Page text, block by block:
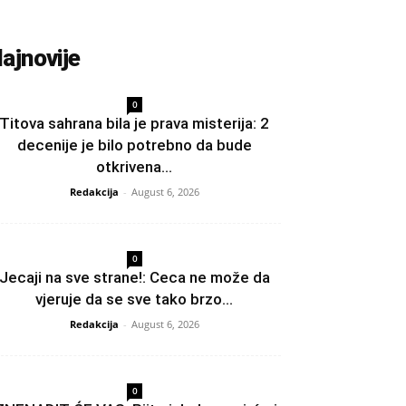
0
Titova sahrana bila je prava misterija: 2
decenije je bilo potrebno da bude
otkrivena...
Redakcija - August 6, 2026
0
na sve strane!: Ceca ne može da
vjeruje da se sve tako brzo...
Redakcija - August 6, 2026
0